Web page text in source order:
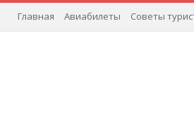
Главная Авиабилеты Советы